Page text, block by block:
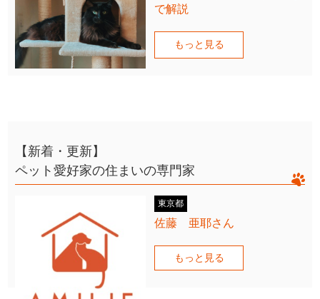
で解説
もっと見る
【新着・更新】
ペット愛好家の住まいの専門家
東京都
佐藤 亜耶さん
もっと見る